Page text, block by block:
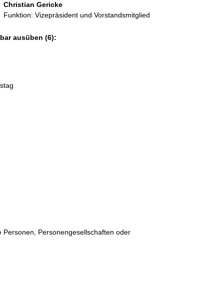
Christian Gericke
Funktion: Vizepräsident und Vorstandsmitglied
ausüben (6):
Personengesellschaften oder